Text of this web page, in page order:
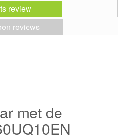
review
reviews
met de